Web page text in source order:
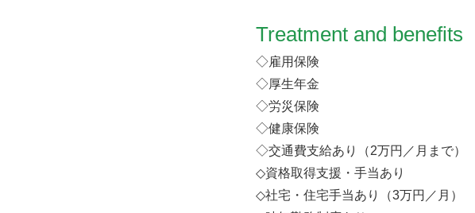
Treatment and benefits
◇雇用保険
◇厚生年金
◇労災保険
◇健康保険
◇交通費支給あり（2万円／月まで）
◇資格取得支援・手当あり
◇社宅・住宅手当あり（3万円／月）